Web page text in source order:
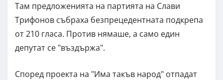
Там предложенията на партията на Слави
Трифонов събраха безпрецедентната подкрепа
от 210 гласа. Против нямаше, а само един
депутат се "въздържа".
Според проекта на "Има такъв народ" отпадат